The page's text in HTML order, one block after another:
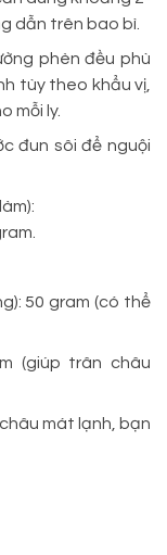
dẫn trên bao bì.
phèn đều phù
tùy theo khẩu vị,
mỗi ly.
đun sôi để nguội
50 gram (có thể
(giúp trân châu
mát lạnh, bạn